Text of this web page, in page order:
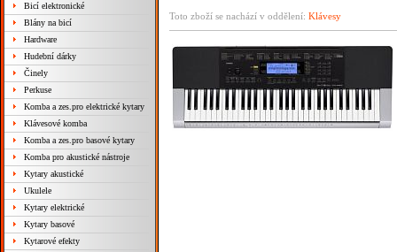
Bicí elektronické
Blány na bicí
Hardware
Hudební dárky
Činely
Perkuse
Komba a zes.pro elektrické kytary
Klávesové komba
Komba a zes.pro basové kytary
Komba pro akustické nástroje
Kytary akustické
Ukulele
Kytary elektrické
Kytary basové
Kytarové efekty
Toto zboží se nachází v oddělení: Klávesy